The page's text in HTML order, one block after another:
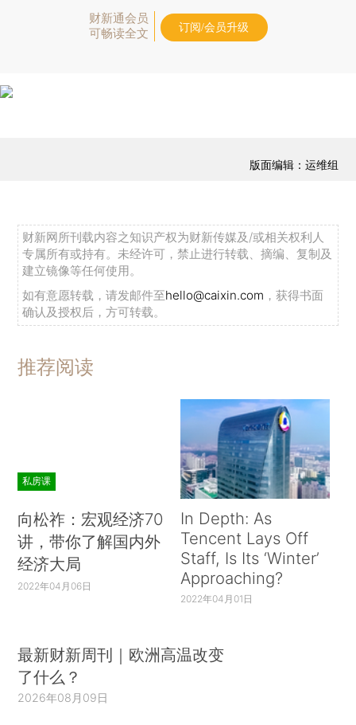
财新通会员
可畅读全文
订阅/会员升级
版面编辑：运维组
财新网所刊载内容之知识产权为财新传媒及/或相关权利人
专属所有或持有。未经许可，禁止进行转载、摘编、复制及
建立镜像等任何使用。
如有意愿转载，请发邮件至hello@caixin.com ，获得书面
确认及授权后，方可转载。
推荐阅读
私房课
向松祚：宏观经济70
讲，带你了解国内外
经济大局
2022年04月06日
In Depth: As
Tencent Lays Off
Staff, Is Its ‘Winter’
Approaching?
2022年04月01日
最新财新周刊｜欧洲高温改变
了什么？
2026年08月09日